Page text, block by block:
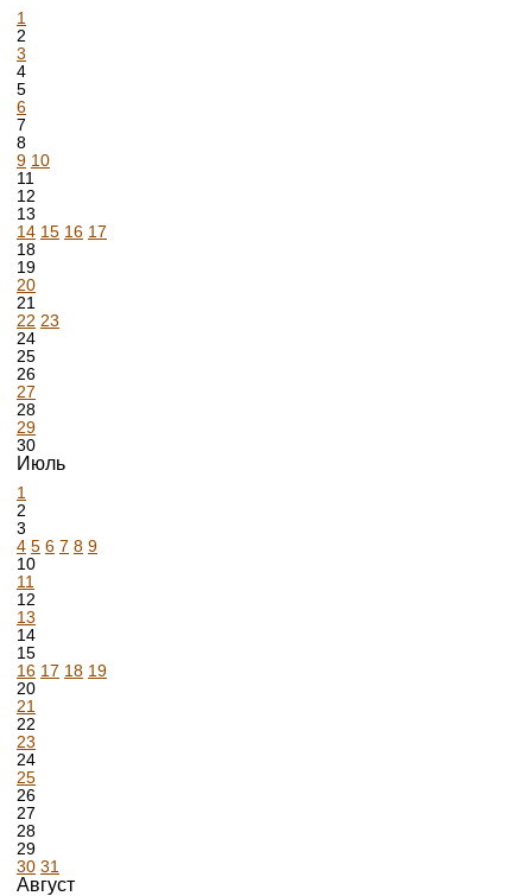
1
2
3
4
5
6
7
8
9 10
11
12
13
14 15 16 17
18
19
20
21
22 23
24
25
26
27
28
29
30
Июль
1
2
3
4 5 6 7 8 9
10
11
12
13
14
15
16 17 18 19
20
21
22
23
24
25
26
27
28
29
30 31
Август